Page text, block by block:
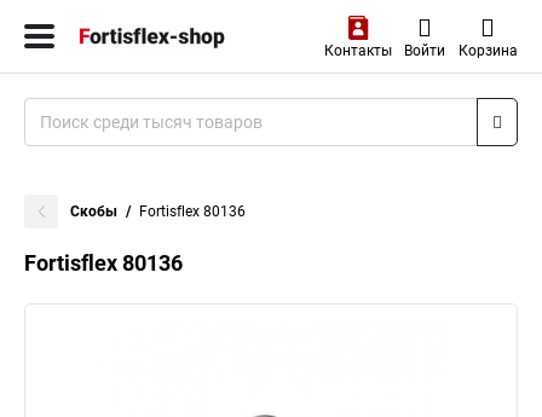
Контакты Войти Корзина
Скобы Fortisflex 80136
Fortisflex 80136